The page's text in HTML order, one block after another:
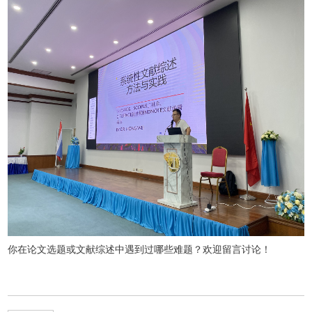
你在论文选题或文献综述中遇到过哪些难题？欢迎留言讨论！